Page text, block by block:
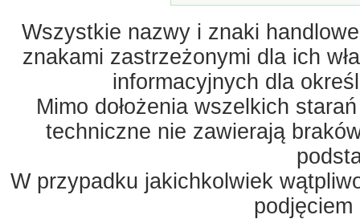
Wszystkie nazwy i znaki
znakami zastrzeżonymi dla ich
informacyjnych dla
Mimo dołożenia wszelkich
techniczne nie zawierają
W przypadku jakichkolwiek